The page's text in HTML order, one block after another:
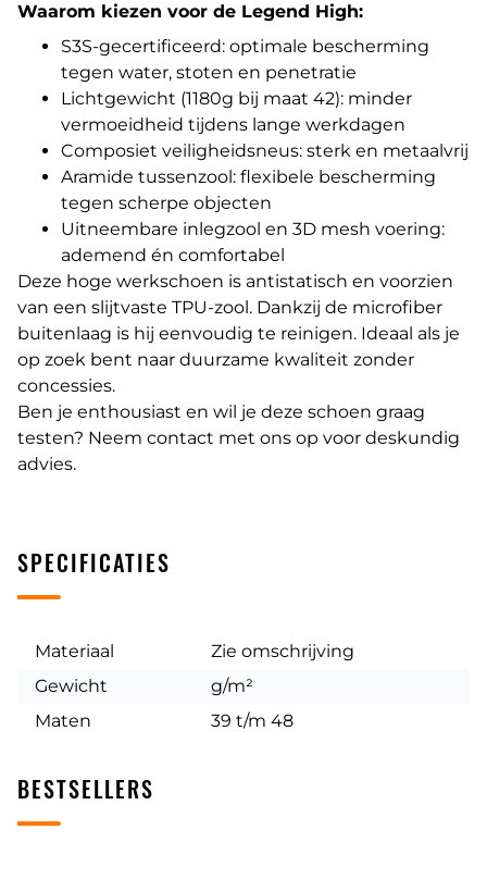
Waarom kiezen voor de Legend High:
S3S-gecertificeerd: optimale bescherming
tegen water, stoten en penetratie
Lichtgewicht (1180g bij maat 42): minder
vermoeidheid tijdens lange werkdagen
Composiet veiligheidsneus: sterk en metaalvrij
Aramide tussenzool: flexibele bescherming
tegen scherpe objecten
Uitneembare inlegzool en 3D mesh voering:
ademend én comfortabel
Deze hoge werkschoen is antistatisch en voorzien
van een slijtvaste TPU-zool. Dankzij de microfiber
buitenlaag is hij eenvoudig te reinigen. Ideaal als je
op zoek bent naar duurzame kwaliteit zonder
concessies.
Ben je enthousiast en wil je deze schoen graag
testen? Neem contact met ons op voor deskundig
advies.
SPECIFICATIES
Materiaal
Zie omschrijving
Gewicht
g/m²
Maten
39 t/m 48
BESTSELLERS